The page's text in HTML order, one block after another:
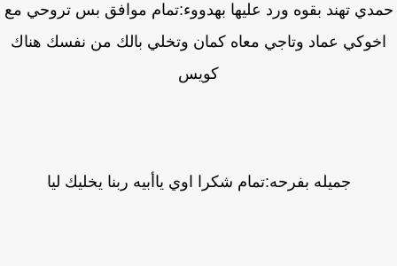
تهند بقوه ورد عليها بهدووء:تمام موافق بس تروحي مع
عماد وتاجي معاه كمان وتخلي بالك من نفسك هناك
كويس
جميله بفرحه:تمام شكرا اوي ياأبيه ربنا يخليك ليا